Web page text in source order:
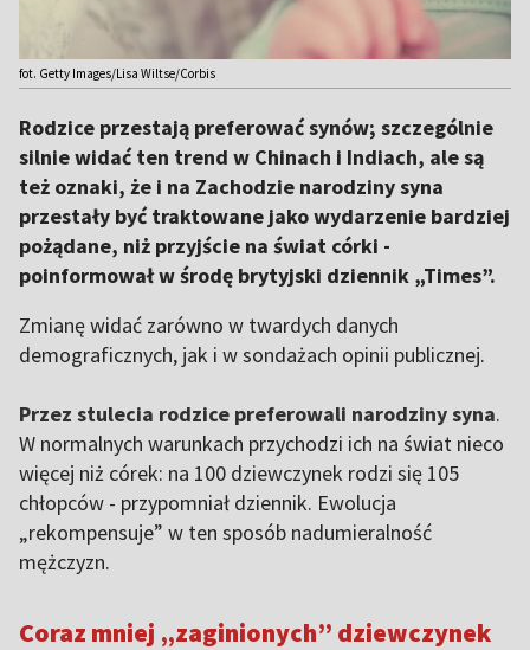
fot. Getty Images/Lisa Wiltse/Corbis
Rodzice przestają preferować synów; szczególnie
silnie widać ten trend w Chinach i Indiach, ale są
też oznaki, że i na Zachodzie narodziny syna
przestały być traktowane jako wydarzenie bardziej
pożądane, niż przyjście na świat córki -
poinformował w środę brytyjski dziennik „Times”.
Zmianę widać zarówno w twardych danych
demograficznych, jak i w sondażach opinii publicznej.
Przez stulecia rodzice preferowali narodziny syna.
W normalnych warunkach przychodzi ich na świat nieco
więcej niż córek: na 100 dziewczynek rodzi się 105
chłopców - przypomniał dziennik. Ewolucja
„rekompensuje” w ten sposób nadumieralność
mężczyzn.
Coraz mniej „zaginionych” dziewczynek